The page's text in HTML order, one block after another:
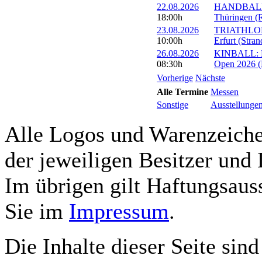
22.08.2026
18:00h
Thüringen
23.08.2026
10:00h
Erfurt
26.08.2026
08:30h
KINBALL:
Open 2026
Vorherige Nächste
Alle Termine Messen
Sonstige
Alle Logos und
der jeweiligen Besitzer und
Im übrigen gilt
Sie im Impressum.
Die Inhalte dieser Seite